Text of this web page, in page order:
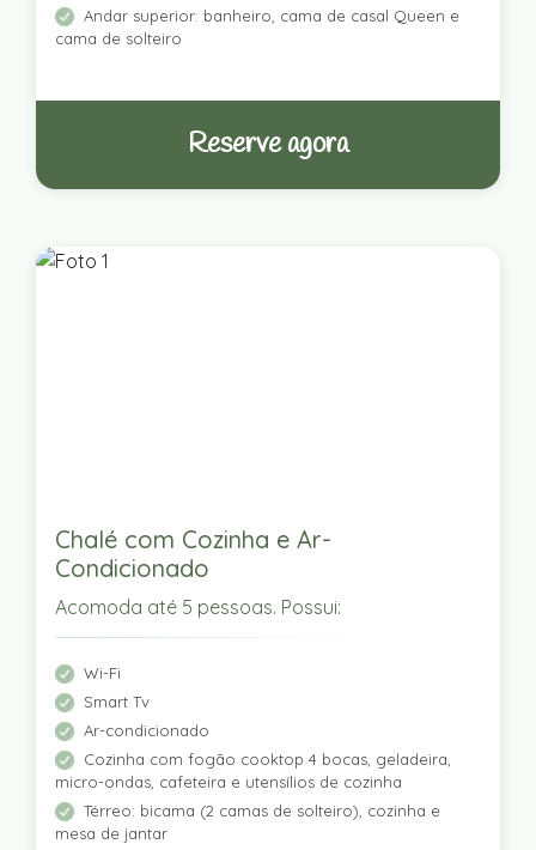
Andar superior: banheiro, cama de casal Queen e
cama de solteiro
Reserve agora
Chalé com Cozinha e Ar-
Condicionado
Acomoda até 5 pessoas. Possui:
Wi-Fi
Smart Tv
Ar-condicionado
Cozinha com fogão cooktop 4 bocas, geladeira,
micro-ondas, cafeteira e utensílios de cozinha
Térreo: bicama (2 camas de solteiro), cozinha e
mesa de jantar